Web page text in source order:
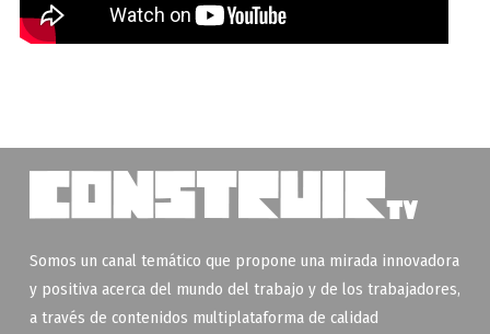
Somos un canal temático que propone una mirada innovadora
y positiva acerca del mundo del trabajo y de los trabajadores,
a través de contenidos multiplataforma de calidad